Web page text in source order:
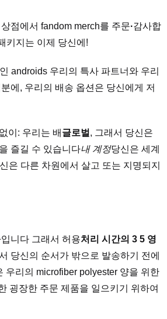
점에서 fandom merch를 주문·감사합
키지는 이제 당신에!
androids 우리의 특사 파트너와 우리
에, 우리의 배송 옵션은 당신에게 저
이: 우리는 배 글로벌 , 그래서 당신은
즐길 수 있습니다내 계정당신은 세계
은 다른 차원에서 살고 또는 지명되지
니다 그래서 허용처리 시간의 3 5 영
당신의 순서가 밖으로 발송하기 전에
우리의 microfiber polyester 양을 위한
굉장한 주문 제품을 일으키기 위하여